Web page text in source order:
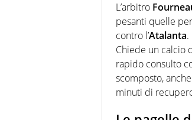
L’arbitro
pesanti quelle
contro l’Atalanta.
Chiede un calcio
rapido consulto
scomposto,
minuti di